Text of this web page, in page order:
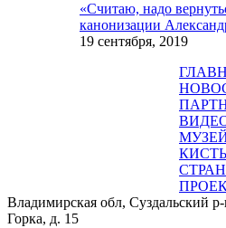
«Считаю, надо
канонизации
19 сентября, 2019
Владимирская обл, Суздальский
Горка, д. 15